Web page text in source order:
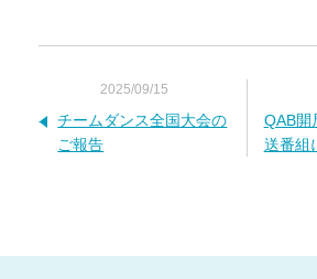
2025/09/15
チームダンス全国大会の
ご報告
QAB開
送番組